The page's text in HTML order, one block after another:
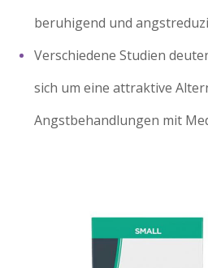
beruhigend und
Verschiedene Studien
sich um eine attraktive
Angstbehandlungen mit